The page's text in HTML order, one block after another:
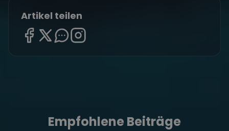
Artikel teilen
Empfohlene Beiträge